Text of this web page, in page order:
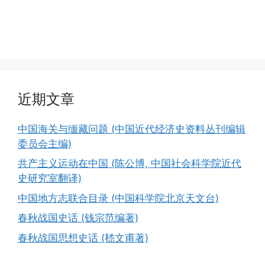
近期文章
中国海关与缅藏问题 (中国近代经济史资料丛刊编辑
委员会主编)
共产主义运动在中国 (陈公博, 中国社会科学院近代
史研究室翻译)
中国地方志联合目录 (中国科学院北京天文台)
春秋战国史话 (钱宗范编著)
春秋战国思想史话 (嵇文甫著)